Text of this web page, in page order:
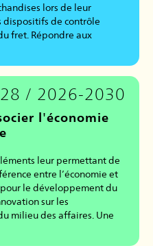
lors de leur
dispositifs de contrôle
fret. Répondre aux
/ 2026-2030
l'économie
leur permettant de
entre l’économie et
le développement du
sur les
milieu des affaires. Une